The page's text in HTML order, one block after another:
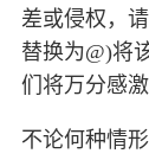
差或侵权，
替换为@)将
们将万分感
不论何种情